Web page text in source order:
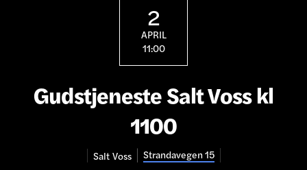
2
APRIL
11:00
Gudstjeneste Salt Voss kl
1100
Salt Voss Strandavegen 15